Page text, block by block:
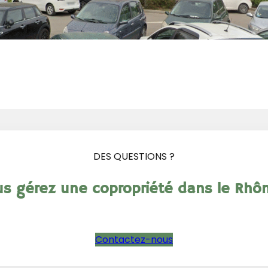
DES QUESTIONS ?
gérez une copropriété dans le
Contactez-nous